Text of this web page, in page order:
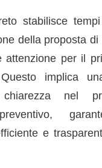
stabilisce
della proposta
attenzione per il
implica
nel
e